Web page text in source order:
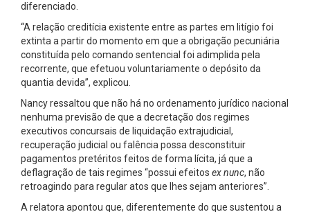
diferenciado.
“A relação creditícia existente entre as partes em litígio foi
extinta a partir do momento em que a obrigação pecuniária
constituída pelo comando sentencial foi adimplida pela
recorrente, que efetuou voluntariamente o depósito da
quantia devida”, explicou.
Nancy ressaltou que não há no ordenamento jurídico nacional
nenhuma previsão de que a decretação dos regimes
executivos concursais de liquidação extrajudicial,
recuperação judicial ou falência possa desconstituir
pagamentos pretéritos feitos de forma lícita, já que a
deflagração de tais regimes “possui efeitos ex nunc, não
retroagindo para regular atos que lhes sejam anteriores”.
A relatora apontou que, diferentemente do que sustentou a